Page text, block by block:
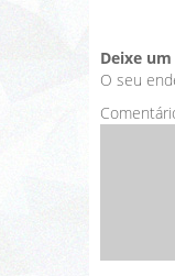
Deixe
O seu